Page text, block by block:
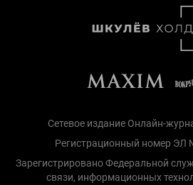
Сетевое издание Онлайн-
Регистрационный номер ЭЛ
Зарегистрировано Федеральной
связи, информационных